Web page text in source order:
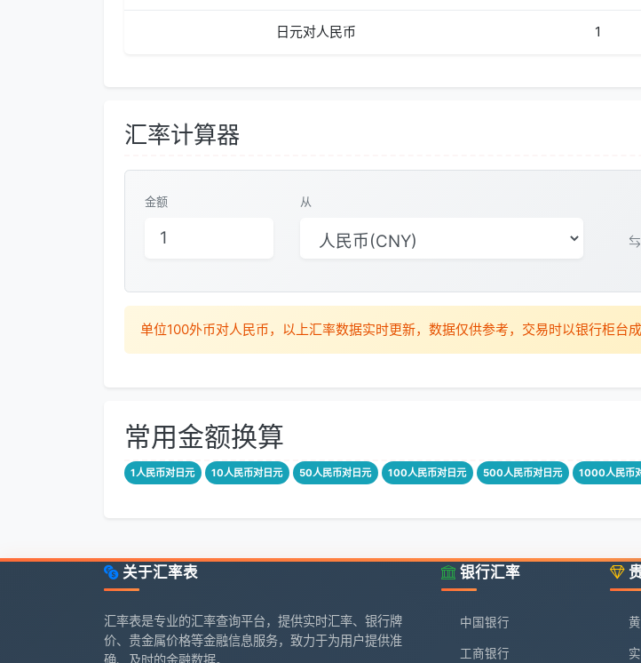
日元对人民币 1
汇率计算器
金额 从
单位100外币对人民币，以上汇率数据实时更新，数据仅供参考，交易时以银行柜台成
常用金额换算
1人民币对日元 10人民币对日元 50人民币对日元 100人民币对日元 500人民币对日元 1000人民币
关于汇率表
汇率表是专业的汇率查询平台，提供实时汇率、银行牌
价、贵金属价格等金融信息服务，致力于为用户提供准
确、及时的金融数据。
银行汇率
中国银行
工商银行